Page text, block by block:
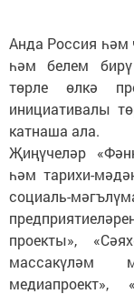
Анда Россия
һәм белем бирү
төрле өлкә
инициативалы
катнаша ала.
Җиңүчеләр
һәм тарихи-
социаль-
проекты»,
массакүләм
медиапроект»,